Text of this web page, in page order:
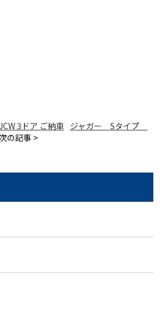
3ドア ご納車 ジャガー Sタイプ
の記事 >